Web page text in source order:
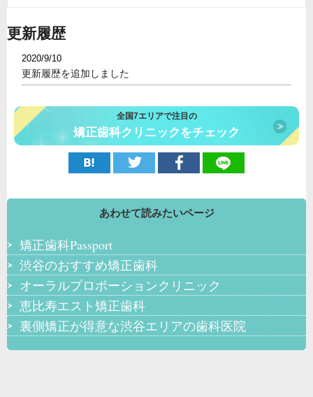
更新履歴
2020/9/10
更新履歴を追加しました
全国7エリアで注目の
矯正歯科クリニックをチェック
あわせて読みたいページ
矯正歯科Passport
渋谷のおすすめ矯正歯科
オーラルプロポーションクリニック
恵比寿エスト矯正歯科
裏側矯正が得意な渋谷エリアの歯科医院